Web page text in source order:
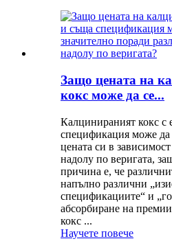
Защо цената на
кокс може да се...
Калцинираният кокс с
спецификация може да
цената си в
надолу по веригата,
причина е, че
напълно различни
спецификациите“ и
абсорбиране на
кокс ...
Научете повече